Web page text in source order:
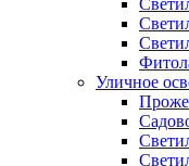
Уличное